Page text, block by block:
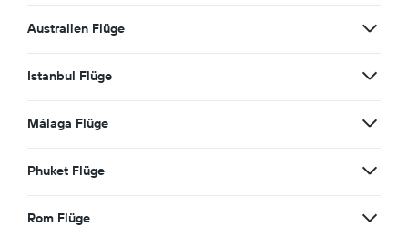
Australien Flüge
Istanbul Flüge
Málaga Flüge
Phuket Flüge
Rom Flüge